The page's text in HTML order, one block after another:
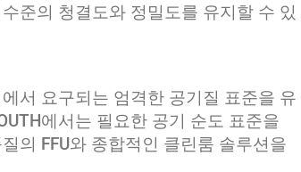
준의 청결도와 정밀도를 유지할 수 있
서 요구되는 엄격한 공기질 표준을 유
에서는 필요한 공기 순도 표준을
의 FFU와 종합적인 클린룸 솔루션을